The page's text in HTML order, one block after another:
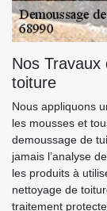
Nos
toiture
Nous appliquons
les mousses et
demoussage de
jamais l’analyse
les produits à
nettoyage de
traitement